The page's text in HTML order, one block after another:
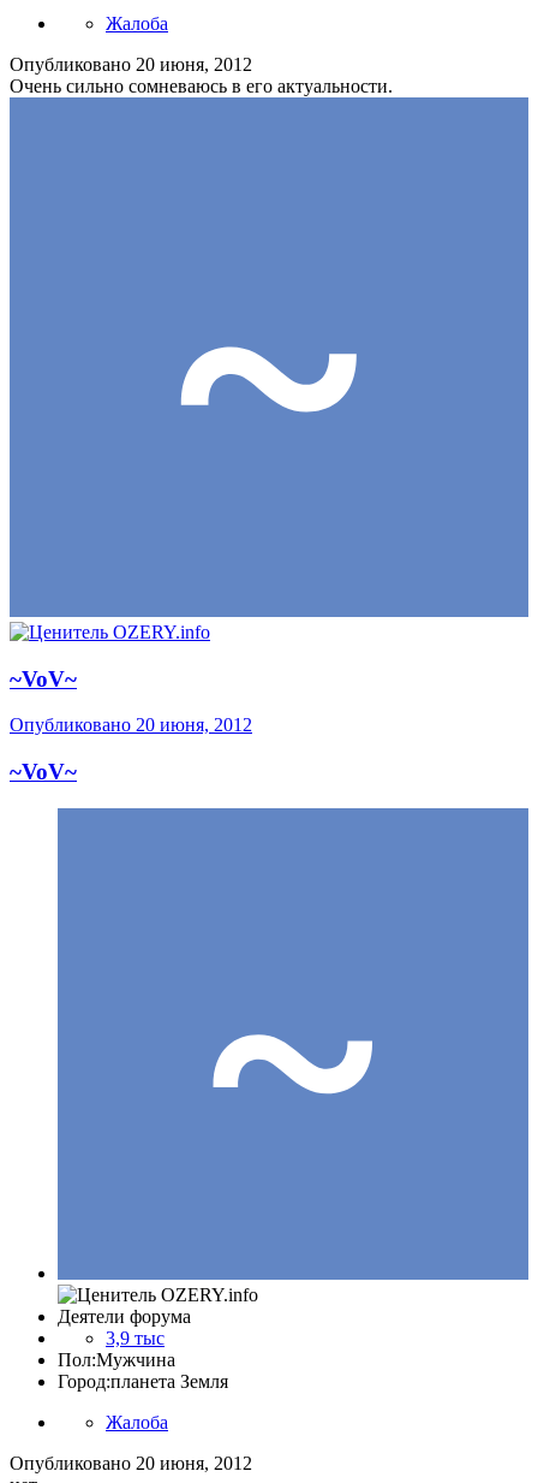
Жалоба
Опубликовано 20 июня, 2012
Очень сильно сомневаюсь в его актуальности.
~VoV~
Опубликовано 20 июня, 2012
~VoV~
Деятели форума
3,9 тыс
Пол:Мужчина
Город:планета Земля
Жалоба
Опубликовано 20 июня, 2012